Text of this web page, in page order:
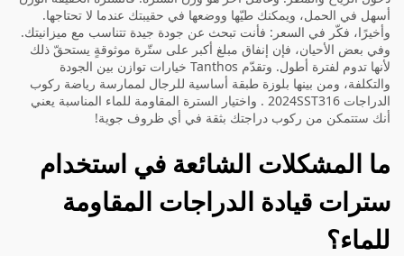
أسهل في الحمل، ويمكنك طيّها ووضعها في حقيبتك عندما لا تحتاجها.
وأخيرًا، فكّر في السعر: فأنت تبحث عن جودة جيدة تتناسب مع ميزانيتك.
وفي بعض الأحيان، فإن إنفاق مبلغ أكبر على ستّرة موثوقةٍ يستحقّ ذلك
لأنها تدوم لفترة أطول. وتقدّم Tanthos خيارات توازن بين الجودة
والتكلفة، ومن بينها بلوزة طبقة أساسية للرجال لممارسة رياضة ركوب
الدراجات 2024SST316
. واختيار السترة المقاومة للماء المناسبة يعني
أنك ستتمكن من ركوب دراجتك بثقة في أي ظروف جوية!
ما المشكلات الشائعة في استخدام
سترات قيادة الدراجات المقاومة
للماء؟